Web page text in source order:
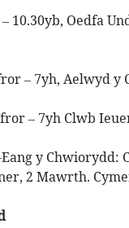
10.30yb, Oedfa
– 7yh, Aelwyd y
– 7yh Clwb
y Chwiorydd:
2 Mawrth.